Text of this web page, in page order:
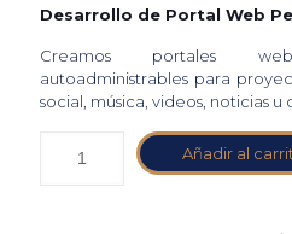
Desarrollo de Portal Web
Creamos portales
autoadministrables para
social, música, videos, noticias
Añadir al